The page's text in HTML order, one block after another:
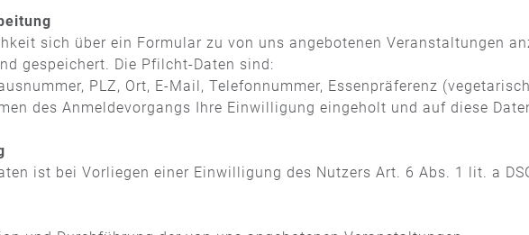
sich über ein Formular zu von uns angebotenen Veranstaltungen
gespeichert. Die Pfilcht-Daten sind:
PLZ, Ort, E-Mail, Telefonnummer, Essenpräferenz
des Anmeldevorgangs Ihre Einwilligung eingeholt und auf diese
ist bei Vorliegen einer Einwilligung des Nutzers Art. 6 Abs. 1 lit. a